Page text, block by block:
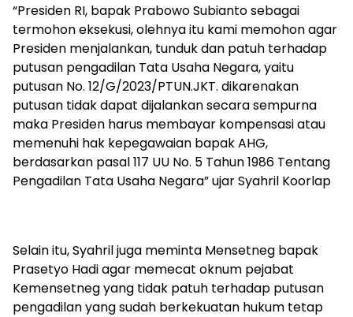
“Presiden RI, bapak Prabowo Subianto sebagai
termohon eksekusi, olehnya itu kami memohon agar
Presiden menjalankan, tunduk dan patuh terhadap
putusan pengadilan Tata Usaha Negara, yaitu
putusan No. 12/G/2023/PTUN.JKT. dikarenakan
putusan tidak dapat dijalankan secara sempurna
maka Presiden harus membayar kompensasi atau
memenuhi hak kepegawaian bapak AHG,
berdasarkan pasal 117 UU No. 5 Tahun 1986 Tentang
Pengadilan Tata Usaha Negara” ujar Syahril Koorlap
Selain itu, Syahril juga meminta Mensetneg bapak
Prasetyo Hadi agar memecat oknum pejabat
Kemensetneg yang tidak patuh terhadap putusan
pengadilan yang sudah berkekuatan hukum tetap